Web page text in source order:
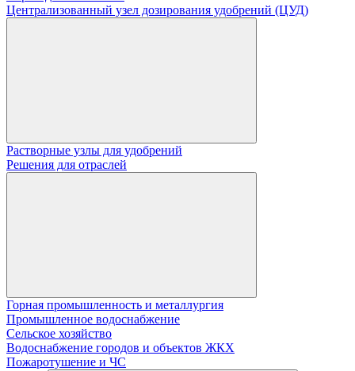
Централизованный узел дозирования удобрений (ЦУД)
Растворные узлы для удобрений
Решения для отраслей
Горная промышленность и металлургия
Промышленное водоснабжение
Сельское хозяйство
Водоснабжение городов и объектов ЖКХ
Пожаротушение и ЧС